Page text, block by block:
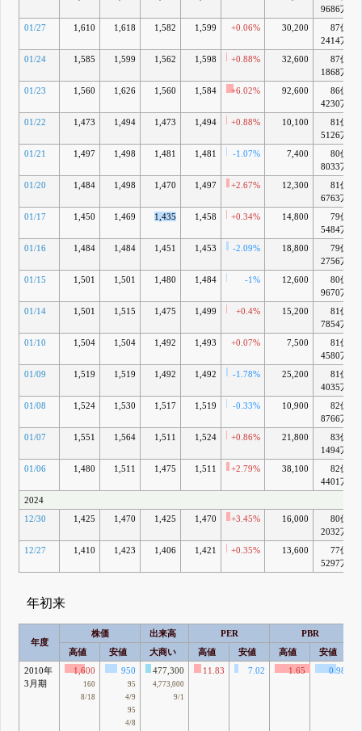
9686万
01/27
1,610 1,618 1,582 1,599 +0.06% 30,200
87億
2414万
01/24
1,585 1,599 1,562 1,598 +0.88% 32,600
87億
1868万
01/23
1,560 1,626 1,560 1,584 +6.02% 92,600
86億
4230万
01/22
1,473 1,494 1,473 1,494 +0.88% 10,100
81億
5126万
01/21
1,497 1,498 1,481 1,481 -1.07% 7,400
80億
8033万
01/20
1,484 1,498 1,470 1,497 +2.67% 12,300
81億
6763万
01/17
1,450 1,469 1,435 1,458 +0.34% 14,800
79億
5484万
01/16
1,484 1,484 1,451 1,453 -2.09% 18,800
79億
2756万
01/15
1,501 1,501 1,480 1,484 -1% 12,600
80億
9670万
01/14
1,501 1,515 1,475 1,499 +0.4% 15,200
81億
7854万
01/10
1,504 1,504 1,492 1,493 +0.07% 7,500
81億
4580万
01/09
1,519 1,519 1,492 1,492 -1.78% 25,200
81億
4035万
01/08
1,524 1,530 1,517 1,519 -0.33% 10,900
82億
8766万
01/07
1,551 1,564 1,511 1,524 +0.86% 21,800
83億
1494万
01/06
1,480 1,511 1,475 1,511 +2.79% 38,100
82億
4401万
2024
12/30
1,425 1,470 1,425 1,470 +3.45% 16,000
80億
2032万
12/27
1,410 1,423 1,406 1,421 +0.35% 13,600
77億
5297万
年初来
年度
株価 出来高 PER
PBR
高値
安値 大商い 高値 安値 高値 安値
2010年
3月期
1,600
160
8/18
950
95
4/9
95
4/8
477,300
4,773,000
9/1
11.83 7.02 1.65 0.98